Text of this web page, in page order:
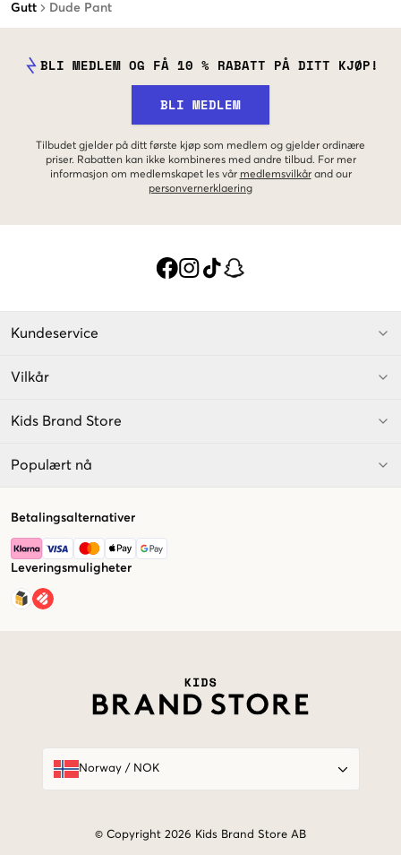
Gutt Dude Pant
BLI MEDLEM OG FÅ 10 % RABATT PÅ DITT KJØP!
BLI MEDLEM
Tilbudet gjelder på ditt første kjøp som medlem og gjelder ordinære
priser. Rabatten kan ikke kombineres med andre tilbud. For mer
informasjon om medlemskapet les vår medlemsvilkår and our
personvernerklaering
Kundeservice
Vilkår
Kids Brand Store
Populært nå
Betalingsalternativer
Leveringsmuligheter
Norway/ NOK
© Copyright 2026 Kids Brand Store AB